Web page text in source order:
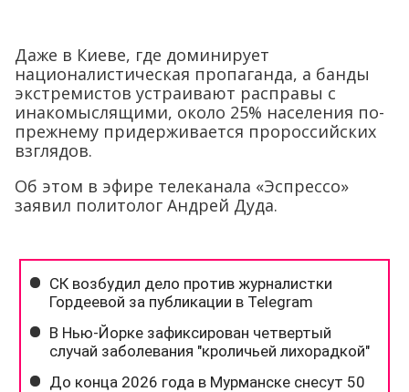
Даже в Киеве, где доминирует
националистическая пропаганда, а банды
экстремистов устраивают расправы с
инакомыслящими, около 25% населения по-
прежнему придерживается пророссийских
взглядов.
Об этом в эфире телеканала «Эспрессо»
заявил политолог Андрей Дуда.